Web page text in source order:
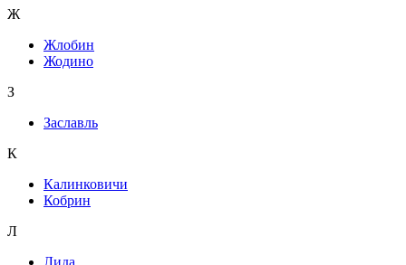
Ж
Жлобин
Жодино
З
Заславль
К
Калинковичи
Кобрин
Л
Лида